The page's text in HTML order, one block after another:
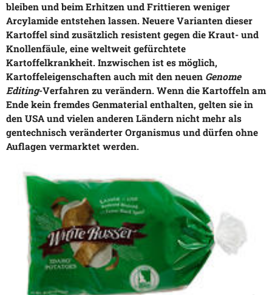
bleiben und beim Erhitzen und Frittieren weniger
Arcylamide entstehen lassen. Neuere Varianten dieser
Kartoffel sind zusätzlich resistent gegen die Kraut- und
Knollenfäule, eine weltweit gefürchtete
Kartoffelkrankheit. Inzwischen ist es möglich,
Kartoffeleigenschaften auch mit den neuen Genome
Editing-Verfahren zu verändern. Wenn die Kartoffeln am
Ende kein fremdes Genmaterial enthalten, gelten sie in
den USA und vielen anderen Ländern nicht mehr als
gentechnisch veränderter Organismus und dürfen ohne
Auflagen vermarktet werden.